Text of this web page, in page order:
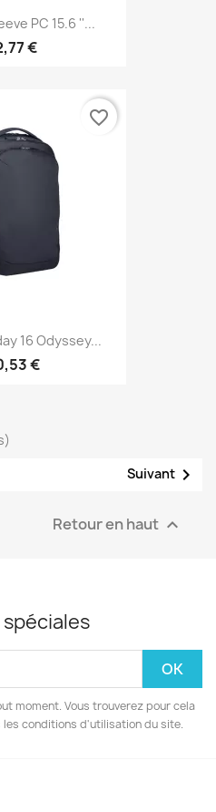
PC 15.6 ''...
€
16 Odyssey...
€
favorite_border
Suivant 
Retour en haut 
moment. Vous trouverez pour cela
conditions d'utilisation du site.